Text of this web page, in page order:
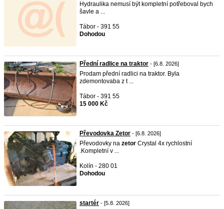
Hydraulika nemusí být kompletní potřeboval bych
šavle a ...
Tábor - 391 55
Dohodou
Přední radlice na traktor - [6.8. 2026]
Prodam přední radlici na traktor. Byla
zdemontovaba z t ...
Tábor - 391 55
15 000 Kč
Převodovka Zetor - [6.8. 2026]
Převodovky na zetor Crystal 4x rychlostní
.Kompletní v ...
Kolín - 280 01
Dohodou
startér - [5.8. 2026]